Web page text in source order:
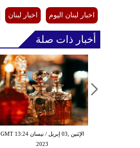
اخبار لبنان اليوم اخبار لبنان
أخبار ذات صلة
الإثنين ,03 إبريل / نيسان GMT 13:24
2023